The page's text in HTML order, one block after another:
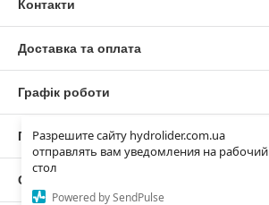
Разрешите сайту hydrolider.com.ua
отправлять вам уведомления на рабочий
стол
Powered by SendPulse
Контакти
Доставка та оплата
Графік роботи
Повна версія сайту
Сайт створено на маркетплейсі